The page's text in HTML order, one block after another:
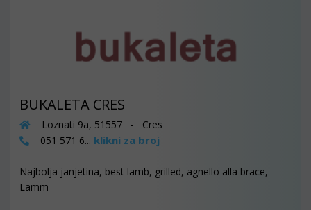
BUKALETA CRES
Loznati 9a, 51557 - Cres
051 571 6... klikni za broj
Najbolja janjetina, best lamb, grilled, agnello alla brace,
Lamm